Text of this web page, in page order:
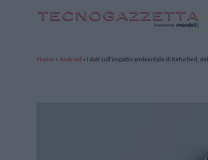
Home » Android » I dati sull’impatto ambientale di Refurbed,